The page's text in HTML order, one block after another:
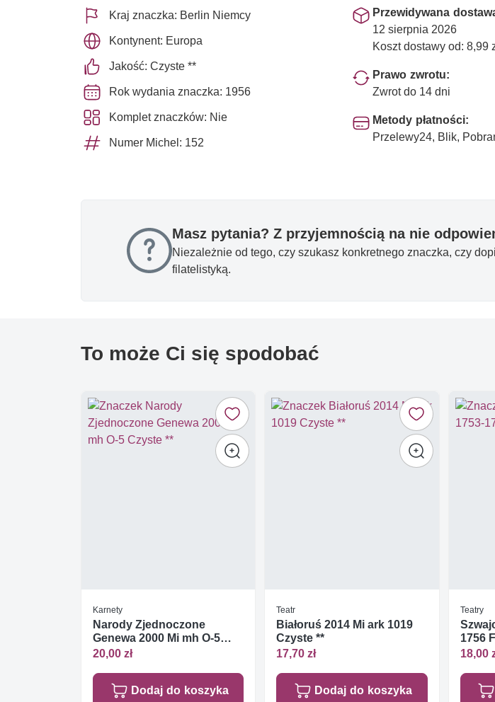
Kraj znaczka: Berlin Niemcy
Kontynent: Europa
Jakość: Czyste **
Rok wydania znaczka: 1956
Komplet znaczków: Nie
Numer Michel: 152
Przewidywana
12 sierpnia 2026
Koszt dostawy od: 8,99
Prawo zwrotu:
Zwrot do 14 dni
Metody płatności:
Przelewy24, Blik,
Masz pytania? Z przyjemnością na nie
Niezależnie od tego, czy szukasz konkretnego znaczka, czy
filatelistyką.
To może Ci się spodobać
Karnety
Narody Zjednoczone
Genewa 2000 Mi mh O-5
Czyste **
20,00 zł
Dodaj do koszyka
Teatr
Białoruś 2014 Mi ark 1019
Czyste **
17,70 zł
Dodaj do koszyka
Teatry
1756
18,00